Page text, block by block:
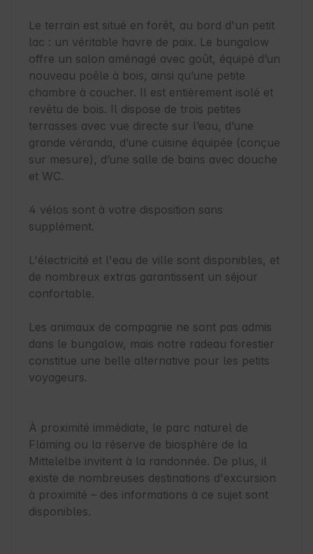
Le terrain est situé en forêt, au bord d'un petit
lac : un véritable havre de paix. Le bungalow
offre un salon aménagé avec goût, équipé d’un
nouveau poêle à bois, ainsi qu’une petite
chambre à coucher. Il est entièrement isolé et
revêtu de bois. Il dispose de trois petites
terrasses avec vue directe sur l’eau, d’une
grande véranda, d’une cuisine équipée (conçue
sur mesure), d’une salle de bains avec douche
et WC.
4 vélos sont à votre disposition sans
supplément.
L'électricité et l'eau de ville sont disponibles, et
de nombreux extras garantissent un séjour
confortable.
Les animaux de compagnie ne sont pas admis
dans le bungalow, mais notre radeau forestier
constitue une belle alternative pour les petits
voyageurs.
À proximité immédiate, le parc naturel de
Fläming ou la réserve de biosphère de la
Mittelelbe invitent à la randonnée. De plus, il
existe de nombreuses destinations d'excursion
à proximité – des informations à ce sujet sont
disponibles.